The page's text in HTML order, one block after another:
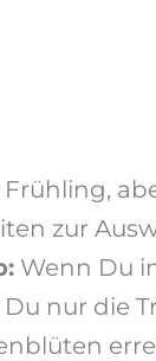
zur
Wenn Du
nur die